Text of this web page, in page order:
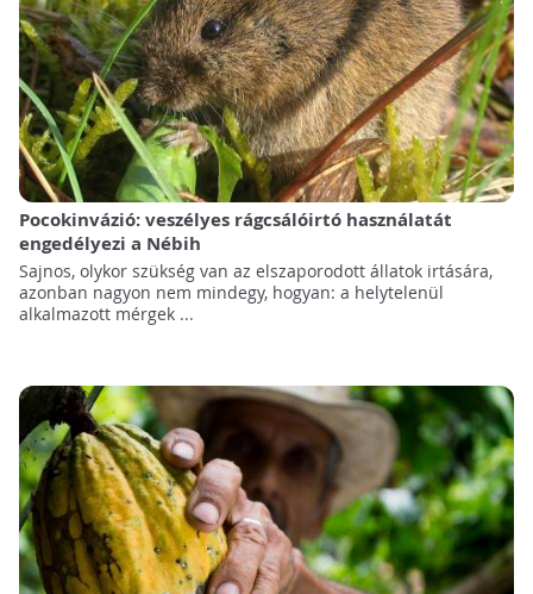
Pocokinvázió: veszélyes rágcsálóirtó használatát
engedélyezi a Nébih
Sajnos, olykor szükség van az elszaporodott állatok irtására,
azonban nagyon nem mindegy, hogyan: a helytelenül
alkalmazott mérgek ...